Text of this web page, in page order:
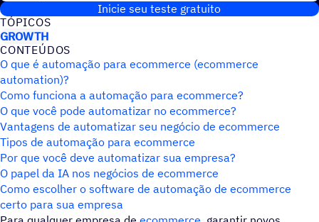
Inicie seu teste gratuito
TÓPICOS
GROWTH
CONTEÚDOS
O que é automação para ecommerce (ecommerce
automation)?
Como funciona a automação para ecommerce?
O que você pode automatizar no ecommerce?
Vantagens de automatizar seu negócio de ecommerce
Tipos de automação para ecommerce
Por que você deve automatizar sua empresa?
O papel da IA nos negócios de ecommerce
Como escolher o software de automação de ecommerce
certo para sua empresa